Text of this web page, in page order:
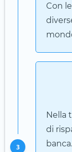
Con
3
Nella
di